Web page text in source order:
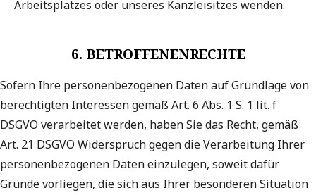
Arbeitsplatzes oder unseres Kanzleisitzes wenden.
6. BETROFFENENRECHTE
Sofern Ihre personenbezogenen Daten auf Grundlage von
berechtigten Interessen gemäß Art. 6 Abs. 1 S. 1 lit. f
DSGVO verarbeitet werden, haben Sie das Recht, gemäß
Art. 21 DSGVO Widerspruch gegen die Verarbeitung Ihrer
personenbezogenen Daten einzulegen, soweit dafür
Gründe vorliegen, die sich aus Ihrer besonderen Situation